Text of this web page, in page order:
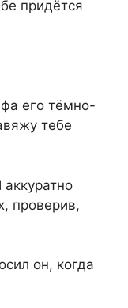
придётся
его тёмно-
тебе
проверив,
он, когда